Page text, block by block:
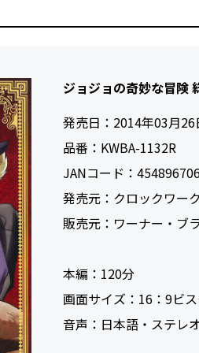
ジョジョの奇妙な冒
発売日： 2014年03月26
品番： KWBA-1132R
JANコード：
発売元： クロックワー
販売元： ワーナー・ブ
本編： 120
画面サイズ： 16：9ビ
音声： 日本語・ステレ